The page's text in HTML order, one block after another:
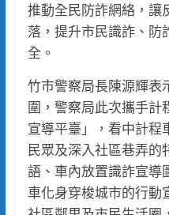
推動全民防詐網絡，讓
落，提升市民識詐、防
全。
竹市警察局長陳源輝表
圍，警察局此次攜手計
宣導平臺」，看中計程
民眾及深入社區巷弄的
語、車內放置識詐宣導
車化身穿梭城市的行動